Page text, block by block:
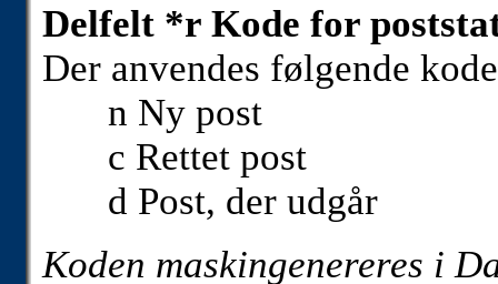
Delfelt *r Kode for
Der anvendes følgende
n Ny post
c Rettet post
d Post, der udgår
Koden maskingenereres i